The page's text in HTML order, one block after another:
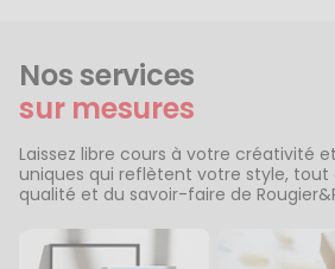
Nos services
sur mesures
Laissez libre cours à votre créativité
uniques qui reflètent votre style,
qualité et du savoir-faire de